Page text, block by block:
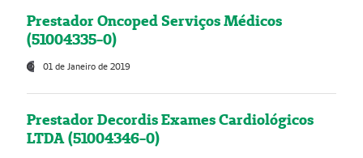
Prestador Oncoped Serviços Médicos
(51004335-0)
01 de Janeiro de 2019
Prestador Decordis Exames Cardiológicos
LTDA (51004346-0)